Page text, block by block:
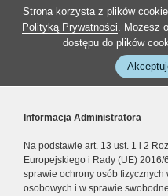
Strona korzysta z plików
Polityką Prywatności. Możesz
dostępu do plików
Informacja Administratora
Na podstawie art. 13 ust. 1 i 2
Europejskiego i Rady (UE)
sprawie ochrony osób
osobowych i w sprawie